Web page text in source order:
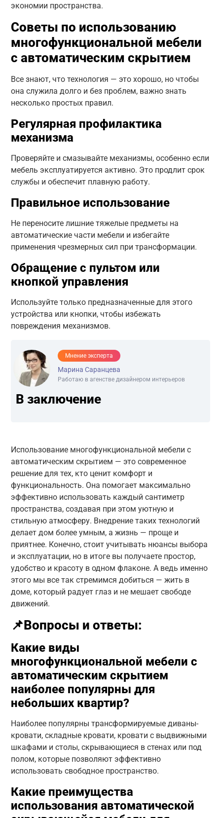
экономии пространства.
Советы по использованию
многофункциональной мебели
с автоматическим скрытием
Все знают, что технология — это хорошо, но чтобы
она служила долго и без проблем, важно знать
несколько простых правил.
Регулярная профилактика
механизма
Проверяйте и смазывайте механизмы, особенно если
мебель эксплуатируется активно. Это продлит срок
службы и обеспечит плавную работу.
Правильное использование
Не переносите лишние тяжелые предметы на
автоматические части мебели и избегайте
применения чрезмерных сил при трансформации.
Обращение с пультом или
кнопкой управления
Используйте только предназначенные для этого
устройства или кнопки, чтобы избежать
повреждения механизмов.
Мнение эксперта
Марина Саранцева
Работаю в агенстве дизайнером интерьеров
В заключение
Использование многофункциональной мебели с
автоматическим скрытием — это современное
решение для тех, кто ценит комфорт и
функциональность. Она помогает максимально
эффективно использовать каждый сантиметр
пространства, создавая при этом уютную и
стильную атмосферу. Внедрение таких технологий
делает дом более умным, а жизнь — проще и
приятнее. Конечно, стоит учитывать нюансы выбора
и эксплуатации, но в итоге вы получаете простор,
удобство и красоту в одном флаконе. А ведь именно
этого мы все так стремимся добиться — жить в
доме, который радует глаз и не мешает свободе
движений.
📌Вопросы и ответы:
Какие виды
многофункциональной мебели с
автоматическим скрытием
наиболее популярны для
небольших квартир?
Наиболее популярны трансформируемые диваны-
кровати, складные кровати, кровати с выдвижными
шкафами и столы, скрывающиеся в стенах или под
полом, которые позволяют эффективно
использовать свободное пространство.
Какие преимущества
использования автоматической